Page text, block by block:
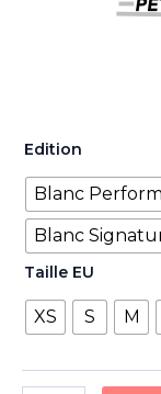
Edition
Blanc
Blanc
Taille EU
XS S M